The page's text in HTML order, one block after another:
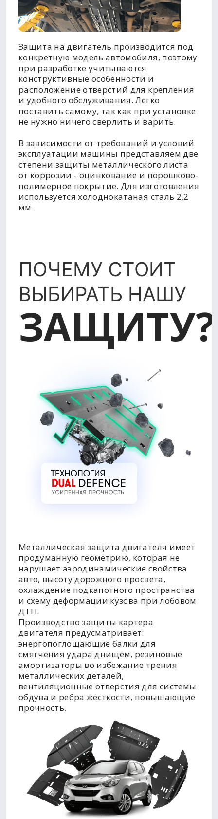
Защита на двигатель производится под
конкретную модель автомобиля, поэтому
при разработке учитываются
конструктивные особенности и
расположение отверстий для крепления
и удобного обслуживания. Легко
поставить самому, так как при установке
не нужно ничего сверлить и варить.
В зависимости от требований и условий
эксплуатации машины представляем две
степени защиты металлического листа
от коррозии - оцинкование и порошково-
полимерное покрытие. Для изготовления
используется холоднокатаная сталь 2,2
мм.
ПОЧЕМУ СТОИТ
ВЫБИРАТЬ НАШУ
ЗАЩИТУ?
Металлическая защита двигателя имеет
продуманную геометрию, которая не
нарушает аэродинамические свойства
авто, высоту дорожного просвета,
охлаждение подкапотного пространства
и схему деформации кузова при лобовом
ДТП.
Производство защиты картера
двигателя предусматривает:
энергопоглощающие балки для
смягчения удара днищем, резиновые
амортизаторы во избежание трения
металлических деталей,
вентиляционные отверстия для системы
обдува и ребра жесткости, повышающие
прочность.